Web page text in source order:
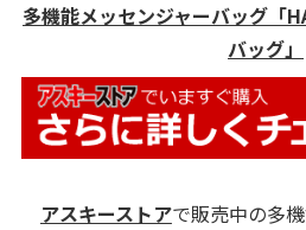
多機能メッセンジャーバッグ「
バッグ」
アスキーストアで販売中の多